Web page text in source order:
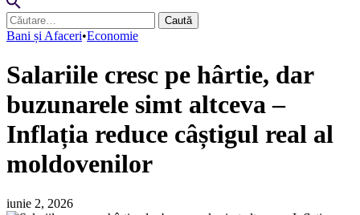
Caută
după:
Bani și Afaceri•Economie
Salariile cresc pe hârtie, dar
buzunarele simt altceva –
Inflația reduce câștigul real al
moldovenilor
iunie 2, 2026